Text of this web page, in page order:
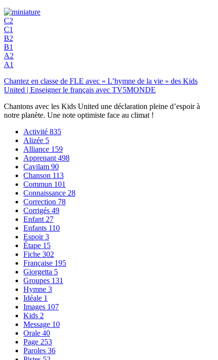
C2
C1
B2
B1
A2
A1
Chantez en classe de FLE avec « L’hymne de la vie » des Kids
United | Enseigner le français avec TV5MONDE
Chantons avec les Kids United une déclaration pleine d’espoir à
notre planète. Une note optimiste face au climat !
Activité 835
Alizée 5
Alliance 159
Apprenant 498
Cavilam 90
Chanson 113
Commun 101
Connaissance 28
Correction 78
Corrigés 49
Enfant 27
Enfants 110
Espoir3
Étape 15
Fiche 302
Française 195
Giorgetta 5
Groupes 131
Hymne 3
Idéale 1
Images 107
Kids 2
Message 10
Orale 40
Page 253
Paroles 36